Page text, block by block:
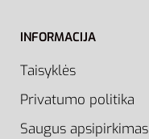
INFORMACIJA
Taisyklės
Privatumo politika
Saugus apsipirkimas